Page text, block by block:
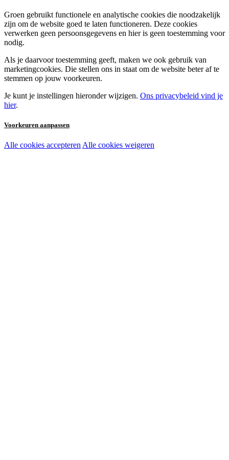
Groen gebruikt functionele en analytische cookies die noodzakelijk
zijn om de website goed te laten functioneren. Deze cookies
verwerken geen persoonsgegevens en hier is geen toestemming voor
nodig.
Als je daarvoor toestemming geeft, maken we ook gebruik van
marketingcookies. Die stellen ons in staat om de website beter af te
stemmen op jouw voorkeuren.
Je kunt je instellingen hieronder wijzigen. Ons privacybeleid vind je
hier.
Voorkeuren aanpassen
Noodzakelijke cookies:
Alle cookies accepteren Alle cookies weigeren